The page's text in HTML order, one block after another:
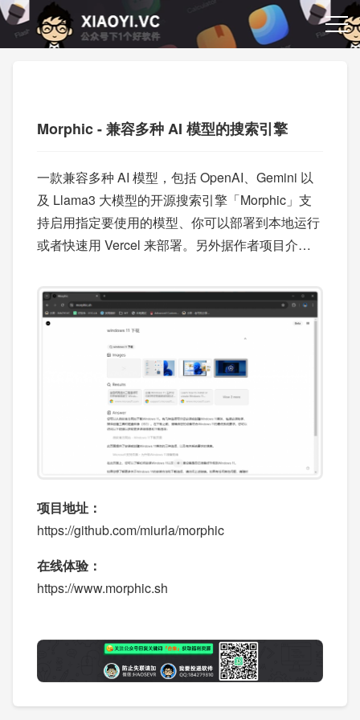
Morphic - 兼容多种 AI 模型的搜索引擎
一款兼容多种 AI 模型，包括 OpenAI、Gemini 以
及 Llama3 大模型的开源搜索引擎「Morphic」支
持启用指定要使用的模型、你可以部署到本地运行
或者快速用 Vercel 来部署。另外据作者项目介绍
能、搜索支持视频等。
项目地址：
https://github.com/miurla/morphic
在线体验：
https://www.morphic.sh